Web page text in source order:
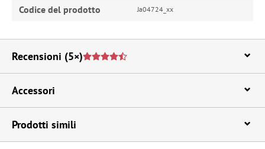
Codice del prodotto Ja04724_xx
Recensioni (5×)
Accessori
Prodotti simili